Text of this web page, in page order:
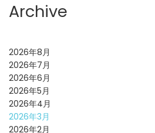
Archive
2026年8月
2026年7月
2026年6月
2026年5月
2026年4月
2026年3月
2026年2月